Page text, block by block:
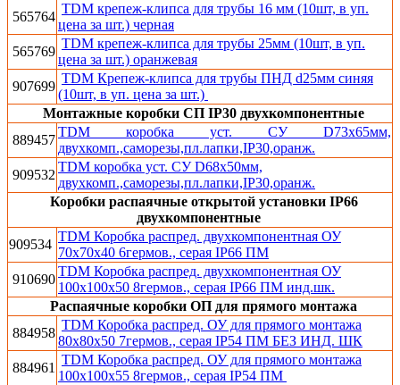
565764
TDM крепеж-клипса для трубы 16 мм (10шт, в уп.
цена за шт.) черная
565769
TDM крепеж-клипса для трубы 25мм (10шт, в уп.
цена за шт.) оранжевая
907699
TDM Крепеж-клипса для трубы ПНД d25мм синяя
(10шт, в уп. цена за шт.)
Монтажные коробки CП IP30 двухкомпонентные
889457
TDM коробка уст. СУ D73х65мм,
двухкомп.,саморезы,пл.лапки,IP30,оранж.
909532
TDM коробка уст. СУ D68х50мм,
двухкомп.,саморезы,пл.лапки,IP30,оранж.
Коробки распаячные открытой установки IP66
двухкомпонентные
909534
TDM Коробка распред. двухкомпонентная ОУ
70х70х40 6гермов., серая IP66 ПМ
910690
TDM Коробка распред. двухкомпонентная ОУ
100х100х50 8гермов., серая IP66 ПМ инд.шк.
Распаячные коробки ОП для прямого монтажа
884958
TDM Коробка распред. ОУ для прямого монтажа
80х80х50 7гермов., серая IP54 ПМ БЕЗ ИНД. ШК
884961
TDM Коробка распред. ОУ для прямого монтажа
100х100х55 8гермов., серая IP54 ПМ